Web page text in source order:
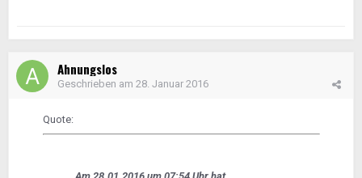
Ahnungslos
Geschrieben am 28. Januar 2016
Quote: